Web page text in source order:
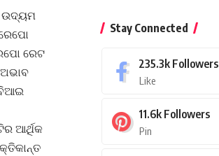
ଉଦ୍ୟମ
ରେଟ
ଆର୍ଥିକ
Stay Connected
235.3k Followers
Like
11.6k Followers
Pin